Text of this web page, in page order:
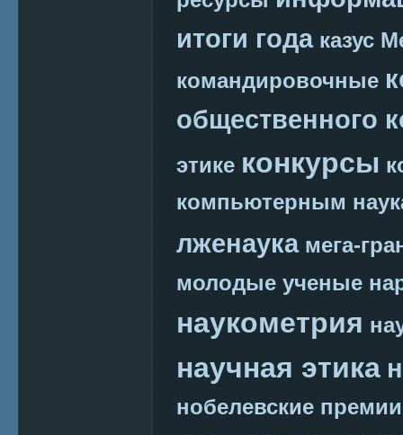
итоги года казус
командировочные
общественного
этике конкурсы
компьютерным
лженаука мега-
молодые ученые
наукометрия
научная этика
нобелевские премии